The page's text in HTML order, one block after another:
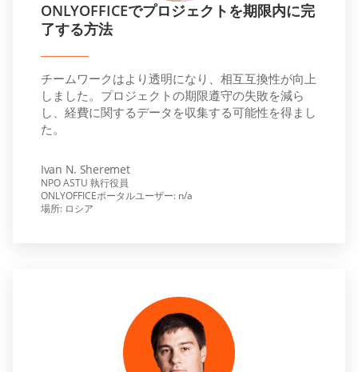
ONLYOFFICEでプロジェクトを期限内に完
了する方法
チームワークはより透明になり、相互互換性が向上
しました。プロジェクトの期限遵守の失敗を減ら
し、経費に関するデータを収集する可能性を得まし
た。
Ivan N. Sheremet
NPO ASTU 執行役員
ONLYOFFICEポータルユーザー: n/a
場所: ロシア